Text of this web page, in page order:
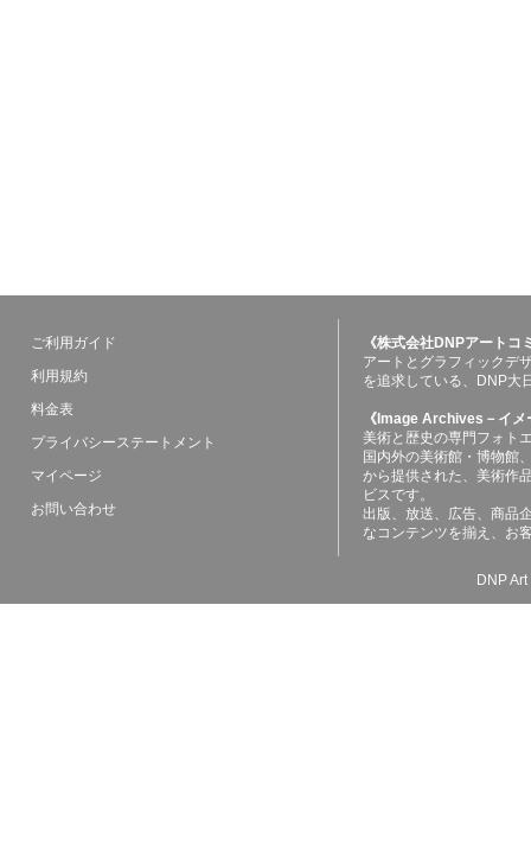
ご利用ガイド
利用規約
料金表
プライバシーステートメント
マイページ
お問い合わせ
《株式会社DNPアート
アートとグラフィックデ
を追求している、DNP大
《Image Archives－イ
美術と歴史の専門フォト
国内外の美術館・博物館
から提供された、美術作
ビスです。
出版、放送、広告、商品
なコンテンツを揃え、お
DNP